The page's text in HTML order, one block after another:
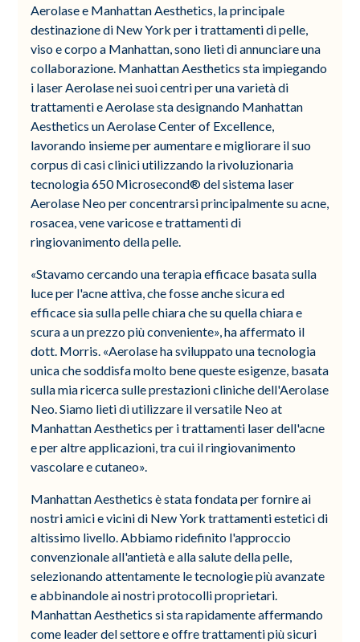
Aerolase e Manhattan Aesthetics, la principale
destinazione di New York per i trattamenti di pelle,
viso e corpo a Manhattan, sono lieti di annunciare una
collaborazione. Manhattan Aesthetics sta impiegando
i laser Aerolase nei suoi centri per una varietà di
trattamenti e Aerolase sta designando Manhattan
Aesthetics un Aerolase Center of Excellence,
lavorando insieme per aumentare e migliorare il suo
corpus di casi clinici utilizzando la rivoluzionaria
tecnologia 650 Microsecond® del sistema laser
Aerolase Neo per concentrarsi principalmente su acne,
rosacea, vene varicose e trattamenti di
ringiovanimento della pelle.
«Stavamo cercando una terapia efficace basata sulla
luce per l'acne attiva, che fosse anche sicura ed
efficace sia sulla pelle chiara che su quella chiara e
scura a un prezzo più conveniente», ha affermato il
dott. Morris. «Aerolase ha sviluppato una tecnologia
unica che soddisfa molto bene queste esigenze, basata
sulla mia ricerca sulle prestazioni cliniche dell'Aerolase
Neo. Siamo lieti di utilizzare il versatile Neo at
Manhattan Aesthetics per i trattamenti laser dell'acne
e per altre applicazioni, tra cui il ringiovanimento
vascolare e cutaneo».
Manhattan Aesthetics è stata fondata per fornire ai
nostri amici e vicini di New York trattamenti estetici di
altissimo livello. Abbiamo ridefinito l'approccio
convenzionale all'antietà e alla salute della pelle,
selezionando attentamente le tecnologie più avanzate
e abbinandole ai nostri protocolli proprietari.
Manhattan Aesthetics si sta rapidamente affermando
come leader del settore e offre trattamenti più sicuri